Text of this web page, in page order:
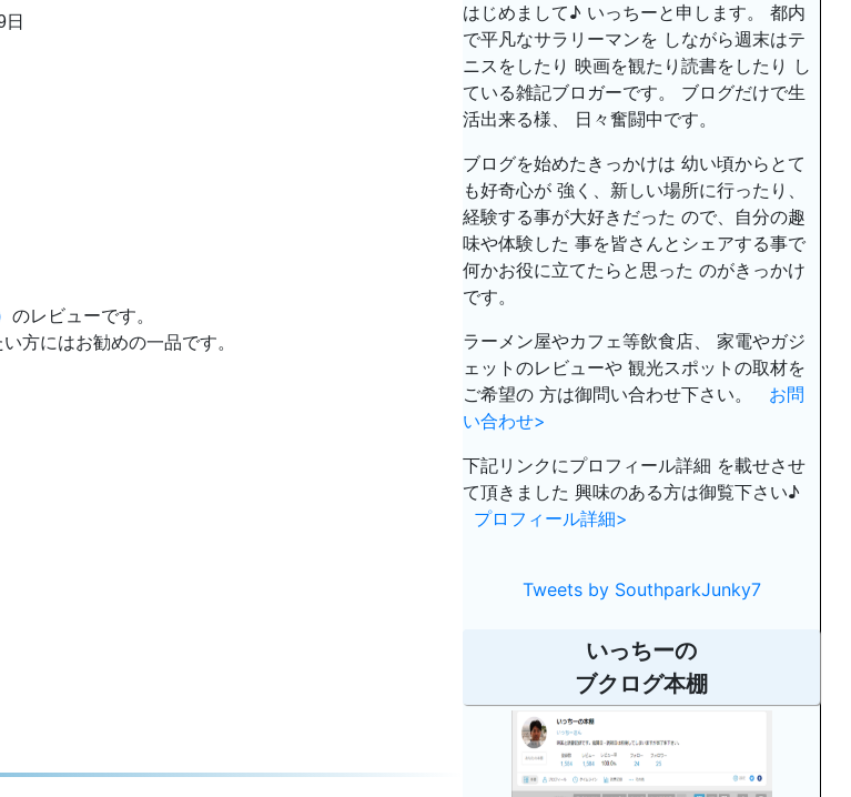
のレビューです。
方にはお勧めの一品です。
はじめまして♪ いっちーと申します。 都内
で平凡なサラリーマンを しながら週末はテ
ニスをしたり 映画を観たり読書をしたり し
ている雑記ブロガーです。 ブログだけで生
活出来る様、 日々奮闘中です。
ブログを始めたきっかけは 幼い頃からとて
も好奇心が 強く、新しい場所に行ったり、
経験する事が大好きだった ので、自分の趣
味や体験した 事を皆さんとシェアする事で
何かお役に立てたらと思った のがきっかけ
です。
ラーメン屋やカフェ等飲食店、 家電やガジ
ェットのレビューや 観光スポットの取材を
ご希望の 方は御問い合わせ下さい。
お問
い合わせ>
下記リンクにプロフィール詳細 を載せさせ
て頂きました 興味のある方は御覧下さい♪
プロフィール詳細>
Tweets by SouthparkJunky7
いっちーの
ブクログ本棚